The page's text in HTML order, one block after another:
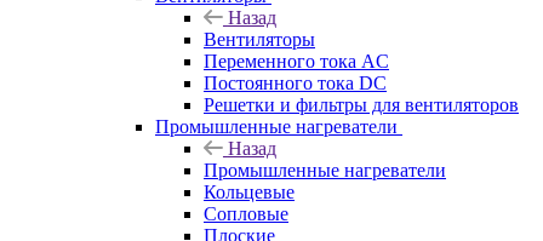
Назад
Вентиляторы
Переменного тока AC
Постоянного тока DC
Решетки и фильтры для вентиляторов
Промышленные нагреватели
Назад
Промышленные нагреватели
Кольцевые
Сопловые
Плоские